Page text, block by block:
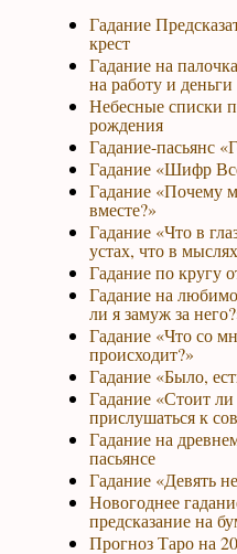
Гадание
крест
Гадание на
на работу и деньги
Небесные списки
рождения
Гадание-пасьянс
Гадание «Шифр
Гадание «Почему
вместе?»
Гадание «Что в
устах, что в
Гадание по кругу
Гадание на
ли я замуж за
Гадание «Что со
происходит?»
Гадание «Было,
Гадание «Стоит ли
прислушаться к
Гадание на
пасьянсе
Гадание «Девять
Новогоднее
предсказание на
Прогноз Таро на